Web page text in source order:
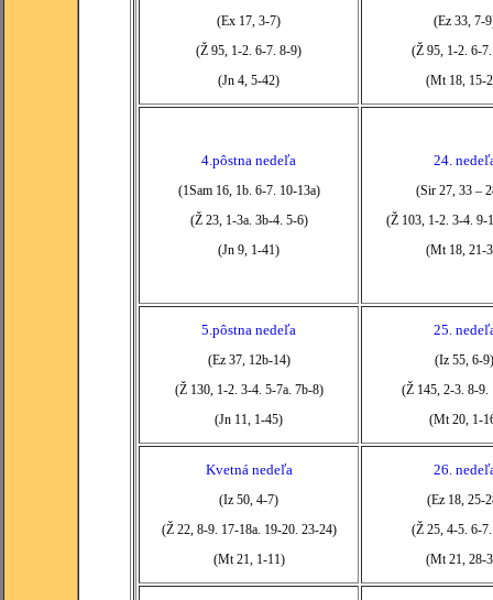
(Ex 17, 3-7)
(Ž 95, 1-2. 6-7. 8-9)
(Jn 4, 5-42)
(Ez 33, 7-
(Ž 95, 1-2. 6-
(Mt 18, 15-
4.pôstna nedeľa
(1Sam 16, 1b. 6-7. 10-13a)
(Ž 23, 1-3a. 3b-4. 5-6)
(Jn 9, 1-41)
24.
(Sir 27, 33 –
(Ž 103, 1-2. 3-4. 9-
(Mt 18, 21-
5.pôstna nedeľa
(Ez 37, 12b-14)
(Ž 130, 1-2. 3-4. 5-7a. 7b-8)
(Jn 11, 1-45)
25.
(Iz 55, 6-9)
(Ž 145, 2-3. 8-9.
(Mt 20, 1-
Kvetná nedeľa
(Iz 50, 4-7)
(Ž 22, 8-9. 17-18a. 19-20. 23-24)
(Mt 21, 1-11)
26.
(Ez 18, 25-
(Ž 25, 4-5. 6-
(Mt 21, 28-